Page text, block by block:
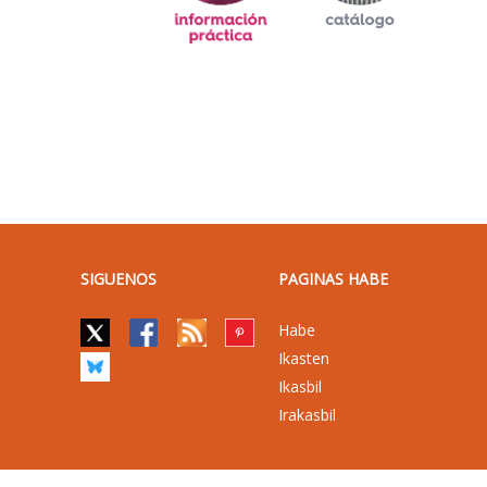
SIGUENOS PAGINAS HABE
Habe
Ikasten
Ikasbil
Irakasbil